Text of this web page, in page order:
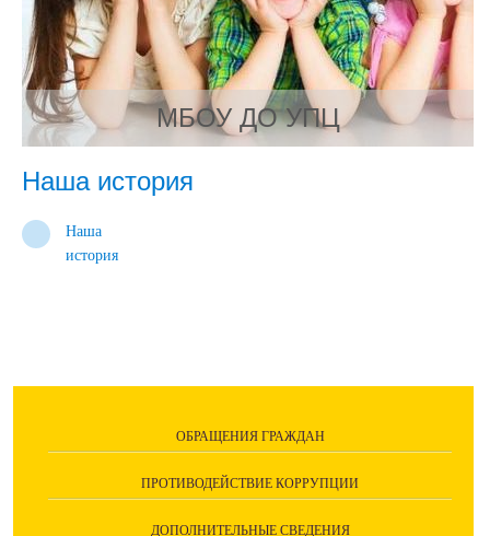
МБОУ ДО УПЦ
Наша история
Наша
история
ОБРАЩЕНИЯ ГРАЖДАН
ПРОТИВОДЕЙСТВИЕ КОРРУПЦИИ
ДОПОЛНИТЕЛЬНЫЕ СВЕДЕНИЯ